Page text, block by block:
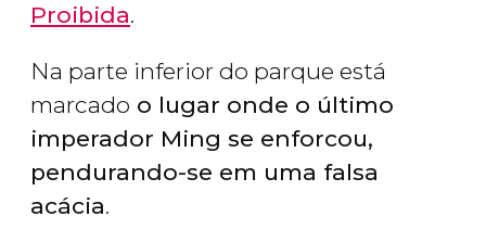
Proibida.
Na parte inferior do parque está
marcado o lugar onde o último
imperador Ming se enforcou,
pendurando-se em uma falsa
acácia.